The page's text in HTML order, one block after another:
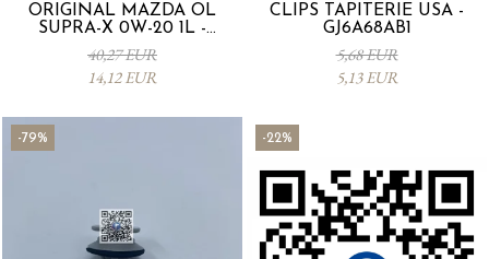
ORIGINAL MAZDA ÖL
SUPRA-X 0W-20 1L -
0012MO0W20
40,27 EUR
14,12 EUR
CLIPS TAPITERIE USA -
GJ6A68AB1
5,68 EUR
5,13 EUR
-79% -22%